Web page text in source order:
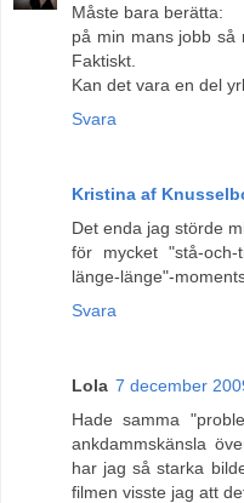
Måste bara berätta:
på min mans jobb så
Faktiskt.
Kan det vara en del
Svara
Kristina af
Det enda jag störde
för mycket "stå-och-
länge-länge"-
Svara
Lola 7 december
Hade samma
ankdammskänsla
har jag så starka
filmen visste jag att